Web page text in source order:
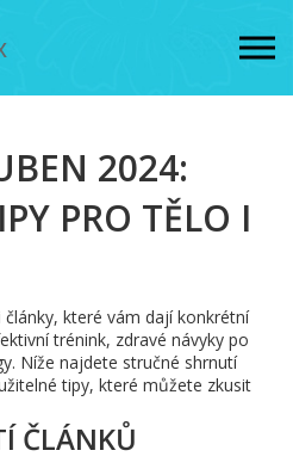
2024:
PRO TĚLO I
které vám dají konkrétní
trénink, zdravé návyky po
Níže najdete stručné shrnutí
tipy, které můžete zkusit
ČLÁNKŮ